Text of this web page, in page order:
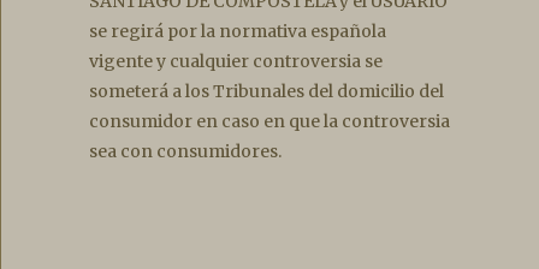
se regirá por la normativa española
vigente y cualquier controversia se
someterá a los Tribunales del domicilio del
consumidor en caso en que la controversia
sea con consumidores.